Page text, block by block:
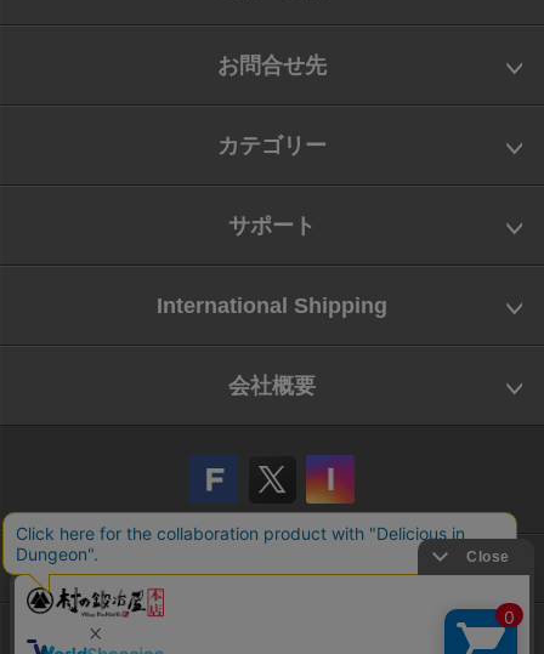
お問合せ先
カテゴリー
サポート
International Shipping
会社概要
会社概要
お問い合わせ